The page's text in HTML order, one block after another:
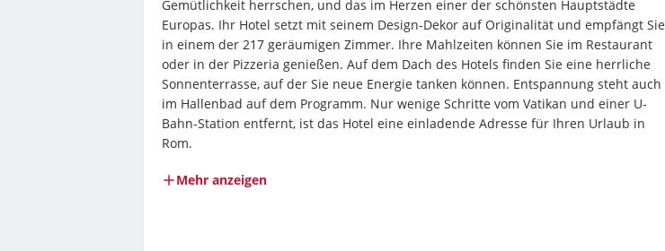
Gemütlichkeit herrschen, und das im Herzen einer der schönsten Hauptstädte
Europas. Ihr Hotel setzt mit seinem Design-Dekor auf Originalität und empfängt Sie
in einem der 217 geräumigen Zimmer. Ihre Mahlzeiten können Sie im Restaurant
oder in der Pizzeria genießen. Auf dem Dach des Hotels finden Sie eine herrliche
Sonnenterrasse, auf der Sie neue Energie tanken können. Entspannung steht auch
im Hallenbad auf dem Programm. Nur wenige Schritte vom Vatikan und einer U-
Bahn-Station entfernt, ist das Hotel eine einladende Adresse für Ihren Urlaub in
Rom.
Mehr anzeigen